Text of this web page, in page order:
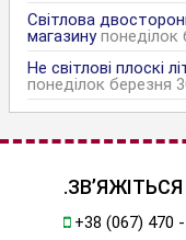
Світлова
магазину понеділок
Не світлові плоскі
понеділок березня
+38 (067) 470